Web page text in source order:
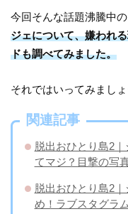
今回そんな話題沸騰中
ジェについて、嫌われ
ドも調べてみました。
それではいってみましょ
関連記事
脱出おひとり島2
てマジ？目撃の写
脱出おひとり島2
め！ラブスタグラ